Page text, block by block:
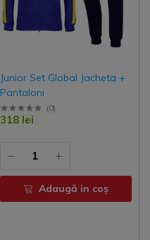
Junior Set Global Jacheta +
Pantaloni
(0)
318 lei
Adaugă in coş